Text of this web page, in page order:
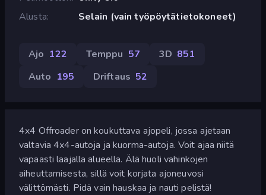
Alusta
Selain (vain työpöytätietokoneet)
Ajo 122 Temppu 57 3D 851
Auto 195 Driftaus 52
4x4 Offroader on koukuttava ajopeli, jossa ajetaan
valtavia 4x4-autoja ja kuorma-autoja. Voit ajaa niitä
vapaasti laajalla alueella. Älä huoli vahinkojen
aiheuttamisesta, sillä voit korjata ajoneuvosi
välittömästi. Pidä vain hauskaa ja nauti pelistä!